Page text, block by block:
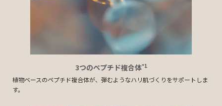
3つのペプチド複合体*1
植物ベースのペプチド複合体が、弾むようなハリ肌づくりをサポートしま
す。